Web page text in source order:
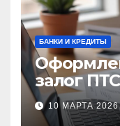
БАНКИ И КРЕДИТЫ
залог
без
10 МАРТА